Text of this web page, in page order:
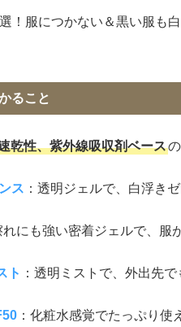
！服につかない＆黒い服も
ること
乾性、紫外線吸収剤ベース
ス ：透明ジェルで、白浮き
れにも強い密着ジェルで、服
ト ：透明ミストで、外出先
：化粧水感覚でたっぷり使